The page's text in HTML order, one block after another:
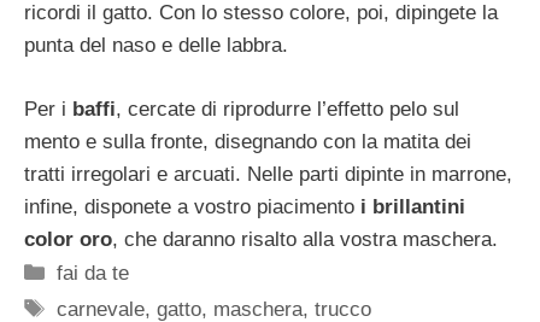
ricordi il gatto. Con lo stesso colore, poi, dipingete la
punta del naso e delle labbra.
Per i baffi, cercate di riprodurre l’effetto pelo sul
mento e sulla fronte, disegnando con la matita dei
tratti irregolari e arcuati. Nelle parti dipinte in marrone,
infine, disponete a vostro piacimento i brillantini
color oro, che daranno risalto alla vostra maschera.
Categorie
fai da te
Tag
carnevale,gatto, maschera,trucco